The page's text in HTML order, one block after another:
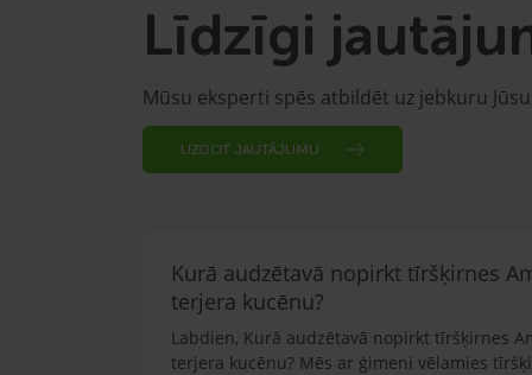
Līdzīgi
Mūsu eksperti spēs atbildēt uz jebkuru
UZDOT JAUTĀJUMU
Kurā audzētavā nopirkt tīršķirnes
terjera kucēnu?
Labdien, Kurā audzētavā nopirkt tīršķirnes
terjera kucēnu? Mēs ar ģimeni vēlamies